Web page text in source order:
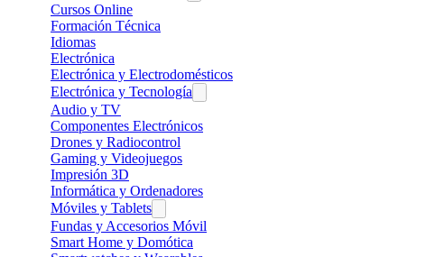
Cursos Online
Formación Técnica
Idiomas
Electrónica
Electrónica y Electrodomésticos
Electrónica y Tecnología
Audio y TV
Componentes Electrónicos
Drones y Radiocontrol
Gaming y Videojuegos
Impresión 3D
Informática y Ordenadores
Móviles y Tablets
Fundas y Accesorios Móvil
Smart Home y Domótica